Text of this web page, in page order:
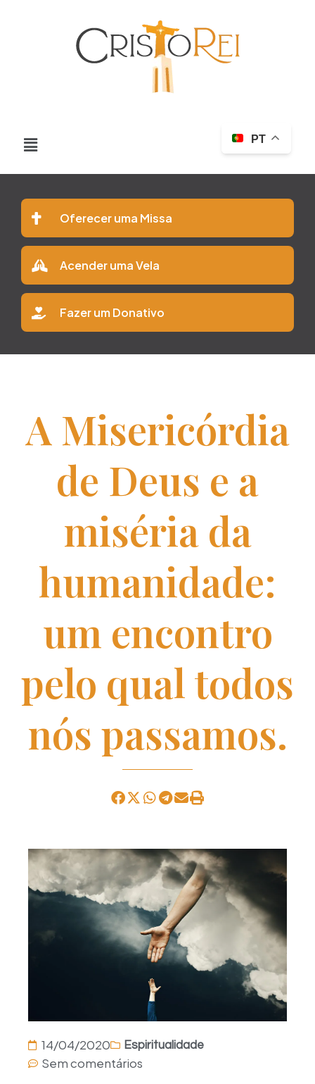
PT
Oferecer uma Missa
Acender uma Vela
Fazer um Donativo
A Misericórdia
de Deus e a
miséria da
humanidade:
um encontro
pelo qual todos
nós passamos.
14/04/2020 Espiritualidade
Sem comentários